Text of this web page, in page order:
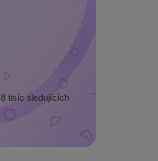
8 tisíc sledujících